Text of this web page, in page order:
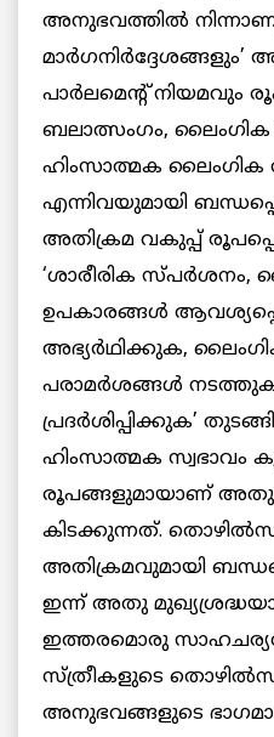
അനുഭവത്തില്‍ നിന്നാണു
പാര്‍ലമെന്റ് നിയമവും
ബലാത്സംഗം,
ഹിംസാത്മക ലൈംഗിക
എന്നിവയുമായി
അതിക്രമ വകുപ്പ്
‘ശാരീരിക സ്പര്‍ശനം,
ഉപകാരങ്ങള്‍
അഭ്യര്‍ഥിക്കുക,
പരാമര്‍ശങ്ങള്‍
പ്രദര്‍ശിപ്പിക്കുക’
ഹിംസാത്മക സ്വഭാവം
രൂപങ്ങളുമായാണ് അതു
കിടക്കുന്നത്.
അതിക്രമവുമായി
ഇന്ന് അതു
ഇത്തരമൊരു
സ്ത്രീകളുടെ
അനുഭവങ്ങളുടെ